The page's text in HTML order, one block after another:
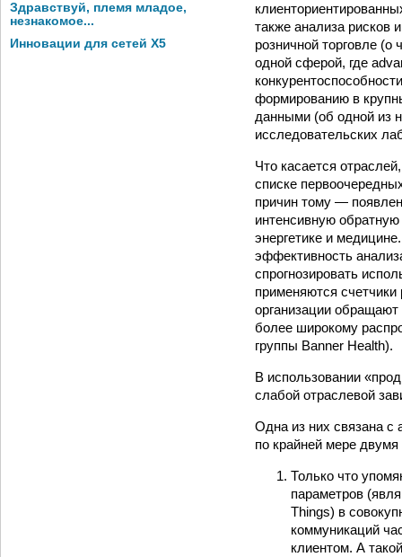
Здравствуй, племя младое,
незнакомое...
Инновации для сетей X5
также анализа рисков
розничной торговле
одной сферой, где
формированию в
данными (об одной из
исследовательских
Что касается
списке
причин тому —
интенсивную
энергетике и
эффективность
спрогнозировать
применяются
организации
более широкому
группы Banner Health).
В использовании
слабой отраслевой
Одна из них связана с
по крайней мере
Только что
параметров
Things) в
коммуникаций
клиентом. А